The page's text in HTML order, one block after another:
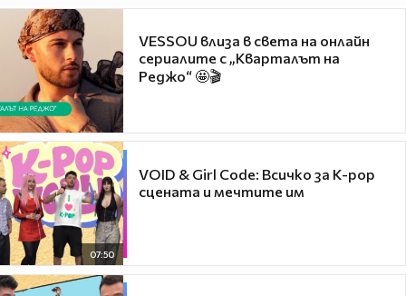
VESSOU влиза в света на онлайн
сериалите с „Кварталът на
Реджо“ 🤩🎬
07:50
VOID & Girl Code: Всичко за K-pop
сцената и мечтите им